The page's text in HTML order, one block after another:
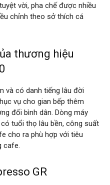
vời, pha chế được nhiều
chỉnh theo sở thích cá
thương hiệu
và có danh tiếng lâu đời
vụ cho gian bếp thêm
đối bình dân. Dòng máy
tuổi thọ lâu bền, công suất
cho ra phù hợp với tiêu
cafe.
GR